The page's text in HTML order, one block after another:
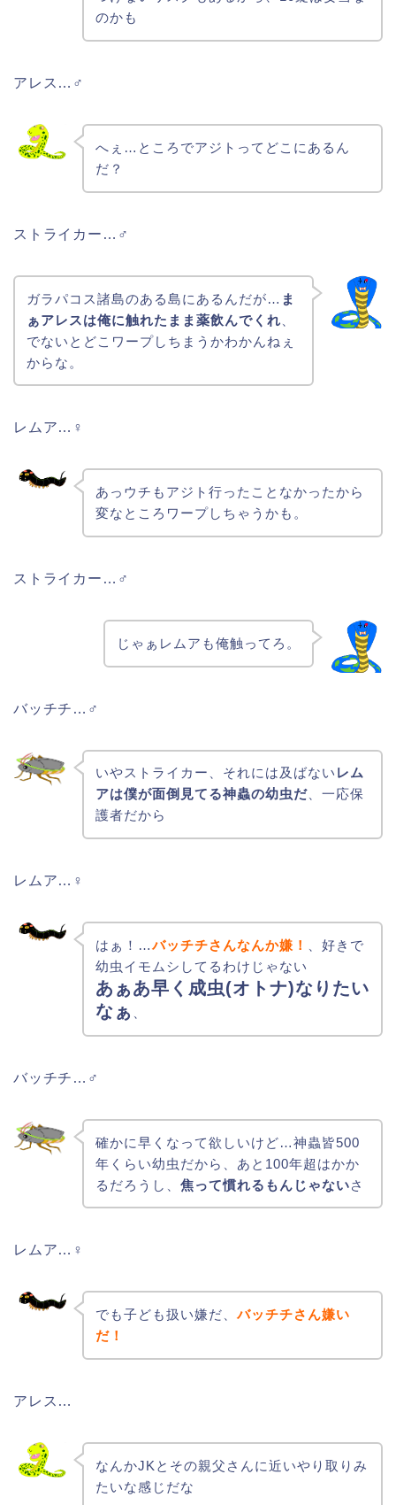
のかも
アレス…♂
へぇ…ところでアジトってどこにあるん
だ？
ストライカー…♂
ガラパコス諸島のある島にあるんだが… ま
ぁアレスは俺に触れたまま薬飲んでくれ
でないとどこワープしちまうかわかんねぇ
からな。
レムア…♀
あっウチもアジト行ったことなかったから
変なところワープしちゃうかも。
ストライカー…♂
じゃぁレムアも俺触ってろ。
バッチチ…♂
いやストライカー、それには及ばない レム
アは僕が面倒見てる神蟲の幼虫だ、一応保
護者だから
レムア…♀
はぁ！…バッチチさんなんか嫌！
、好きで
幼虫イモムシしてるわけじゃない
あぁあ早く成虫(オトナ)なりたい
なぁ
バッチチ…♂
確かに早くなって欲しいけど…神蟲皆500
年くらい幼虫だから、あと100年超はかか
るだろうし、 焦って慣れるもんじゃないさ
レムア…♀
でも子ども扱い嫌だ、バッチチさん嫌い
だ！
アレス…
なんかJKとその親父さんに近いやり取りみ
たいな感じだな